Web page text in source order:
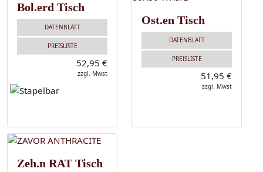
Bol.erd Tisch
DATENBLATT
PREISLISTE
52,95 €
zzgl. Mwst
Ost.en Tisch
DATENBLATT
PREISLISTE
51,95 €
zzgl. Mwst
Zeh.n RAT Tisch